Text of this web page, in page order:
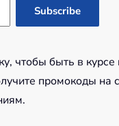
чтобы быть в
промокоды